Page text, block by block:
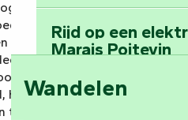
Rijd op een
Marais Poitevin
Bedwing de
Wandelen
voordat de dienst
trouw te overwegen of
voortgezet of beëindigd.
door de niet-nakoming
de desbetreffende
heeft het recht de dienst
beëindigen. In